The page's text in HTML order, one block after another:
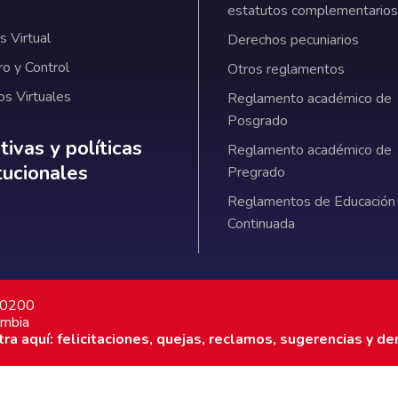
Virtual
y Control
Virtuales
y políticas institucionales
y políticas
estatutos complementarios
Derechos pecuniarios
Otros reglamentos
Reglamento académico de
Posgrado
Reglamento académico de
Pregrado
Reglamentos de Educación
Continuada
aquí: felicitaciones, quejas, reclamos, sugerencias y